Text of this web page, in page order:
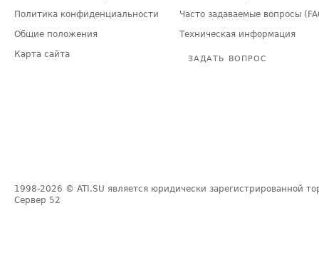
Политика конфиденциальности
Общие положения
Карта сайта
Часто задаваемые вопросы
Техническая информация
ЗАДАТЬ ВОПРОС
1998-2026 © ATI.SU является юридически зарегистрированной
Сервер 52